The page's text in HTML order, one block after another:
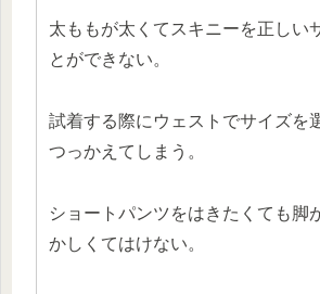
太ももが太くてスキニーを正しい
とができない。
試着する際にウェストでサイズを
つっかえてしまう。
ショートパンツをはきたくても脚
かしくてはけない。